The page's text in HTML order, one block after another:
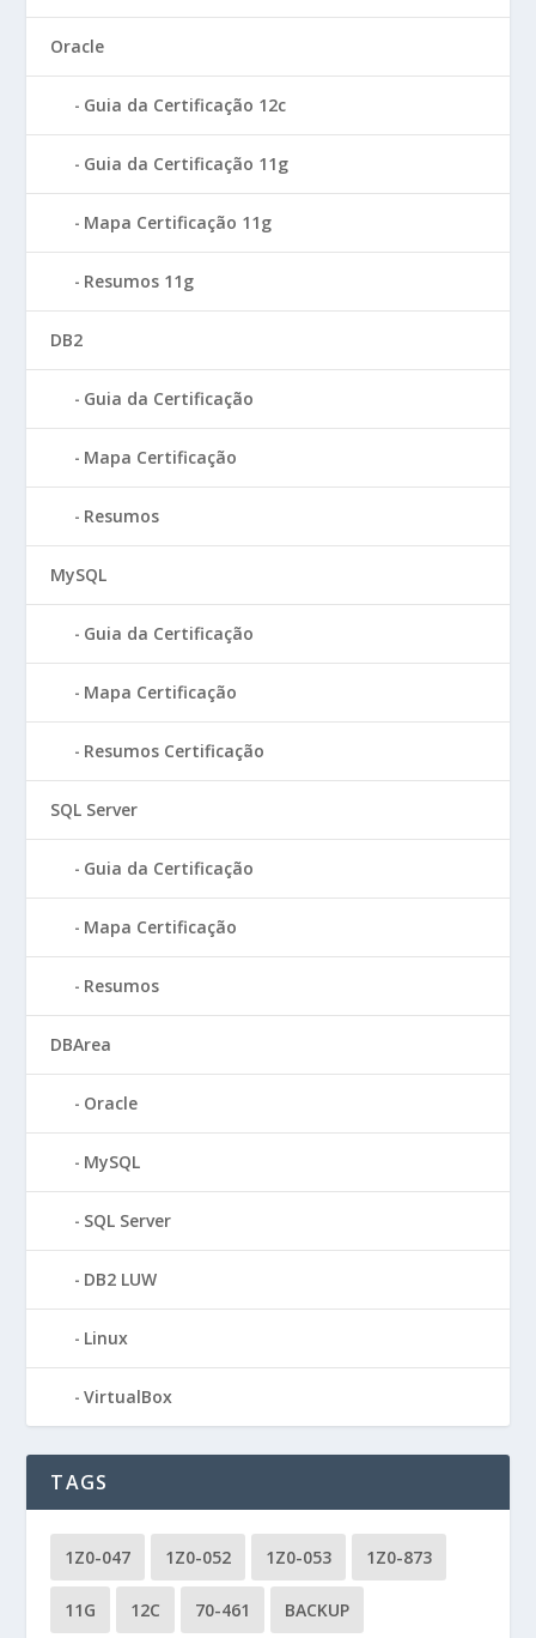
Oracle
Guia da Certificação 12c
Guia da Certificação 11g
Mapa Certificação 11g
Resumos 11g
DB2
Guia da Certificação
Mapa Certificação
Resumos
MySQL
Guia da Certificação
Mapa Certificação
Resumos Certificação
SQL Server
Guia da Certificação
Mapa Certificação
Resumos
DBArea
Oracle
MySQL
SQL Server
DB2 LUW
Linux
VirtualBox
TAGS
1Z0-047 1Z0-052 1Z0-053 1Z0-873
11G 12C 70-461 BACKUP